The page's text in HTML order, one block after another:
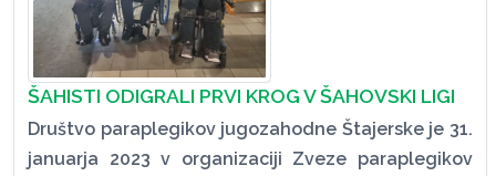
ŠAHISTI ODIGRALI PRVI KROG V ŠAHOVSKI LIGI
Društvo paraplegikov jugozahodne Štajerske je 31.
januarja 2023 v organizaciji Zveze paraplegikov